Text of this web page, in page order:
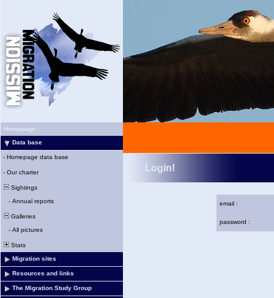
Homepage
Data base
- Homepage data base
- Our charter
Sightings
- Annual reports
Galleries
- All pictures
Stats
Migration sites
Resources and links
The Migration Study Group
Login!
email :
password :